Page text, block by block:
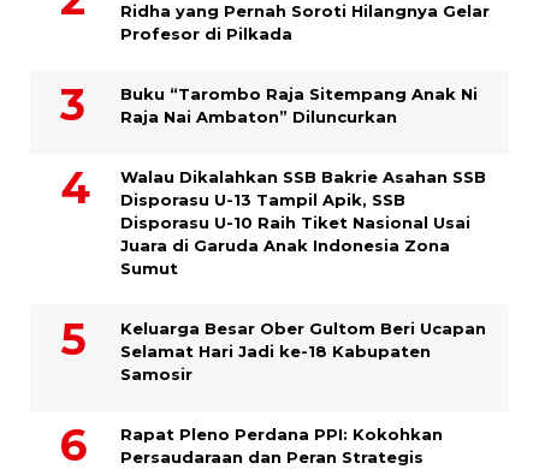
Ridha yang Pernah Soroti Hilangnya Gelar
Profesor di Pilkada
Buku “Tarombo Raja Sitempang Anak Ni
Raja Nai Ambaton” Diluncurkan
Walau Dikalahkan SSB Bakrie Asahan SSB
Disporasu U-13 Tampil Apik, SSB
Disporasu U-10 Raih Tiket Nasional Usai
Juara di Garuda Anak Indonesia Zona
Sumut
Keluarga Besar Ober Gultom Beri Ucapan
Selamat Hari Jadi ke-18 Kabupaten
Samosir
Rapat Pleno Perdana PPI: Kokohkan
Persaudaraan dan Peran Strategis